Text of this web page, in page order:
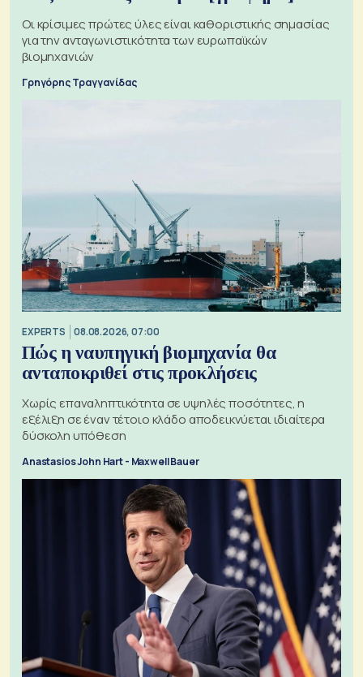
Οι κρίσιμες πρώτες ύλες είναι καθοριστικής σημασίας
για την ανταγωνιστικότητα των ευρωπαϊκών
βιομηχανιών
Γρηγόρης Τραγγανίδας
EXPERTS 08.08.2026, 07:00
Πώς η ναυπηγική βιομηχανία θα
ανταποκριθεί στις προκλήσεις
Χωρίς επαναληπτικότητα σε υψηλές ποσότητες, η
εξέλιξη σε έναν τέτοιο κλάδο αποδεικνύεται ιδιαίτερα
δύσκολη υπόθεση
Anastasios John Hart - Maxwell Bauer